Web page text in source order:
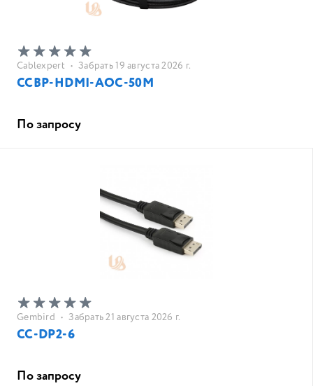
Cablexpert • Забрать 19 августа 2026 г.
CCBP-HDMI-AOC-50M
По запросу
Gembird • Забрать 21 августа 2026 г.
CC-DP2-6
По запросу